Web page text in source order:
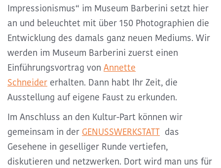
Impressionismus“ im Museum Barberini setzt hier
an und beleuchtet mit über 150 Photographien die
Entwicklung des damals ganz neuen Mediums. Wir
werden im Museum Barberini zuerst einen
Einführungsvortrag von Annette
Schneider erhalten. Dann habt Ihr Zeit, die
Ausstellung auf eigene Faust zu erkunden.
Im Anschluss an den Kultur-Part können wir
gemeinsam in der GENUSSWERKSTATT das
Gesehene in geselliger Runde vertiefen,
diskutieren und netzwerken. Dort wird man uns für